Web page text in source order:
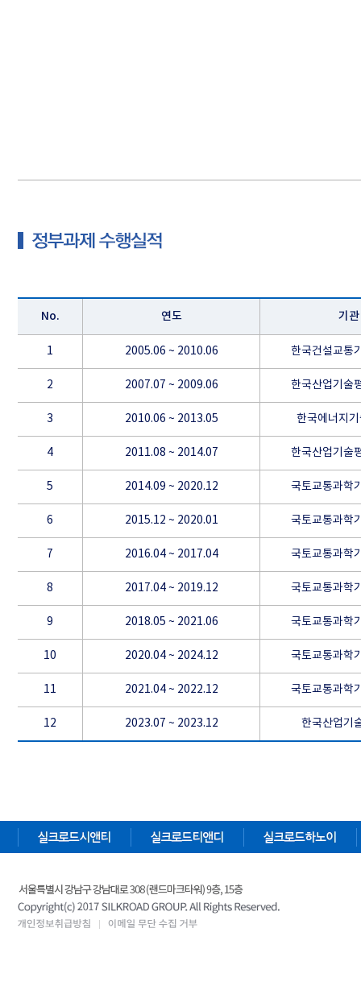
No. 연도 기관
1 2005.06 ~ 2010.06 한국건설교통
2 2007.07 ~ 2009.06 한국산업기술
3 2010.06 ~ 2013.05 한국에너지
4 2011.08 ~ 2014.07 한국산업기술
5 2014.09 ~ 2020.12 국토교통과학
6 2015.12 ~ 2020.01 국토교통과학
7 2016.04 ~ 2017.04 국토교통과학
8 2017.04 ~ 2019.12 국토교통과학
9 2018.05 ~ 2021.06 국토교통과학
10 2020.04 ~ 2024.12 국토교통과학
11 2021.04 ~ 2022.12 국토교통과학
12 2023.07 ~ 2023.12 한국산업기